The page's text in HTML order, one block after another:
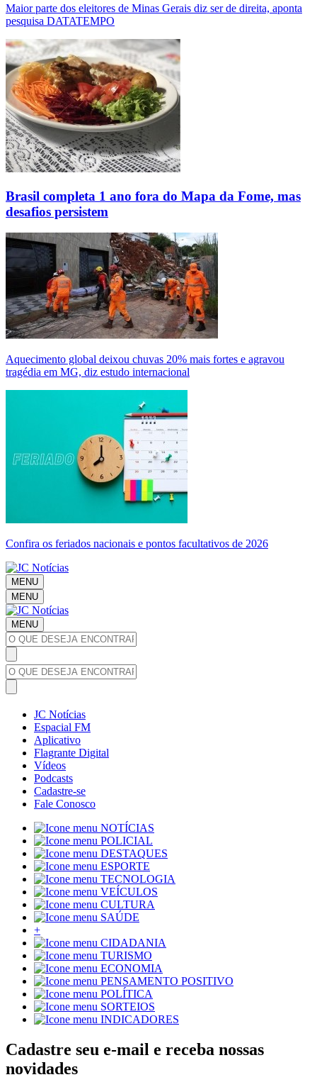
Maior parte dos eleitores de Minas Gerais diz ser de direita, aponta
pesquisa DATATEMPO
Brasil completa 1 ano fora do Mapa da Fome, mas
desafios persistem
Aquecimento global deixou chuvas 20% mais fortes e agravou
tragédia em MG, diz estudo internacional
Confira os feriados nacionais e pontos facultativos de 2026
MENU
MENU
MENU
JC Notícias
Espacial FM
Aplicativo
Flagrante Digital
Vídeos
Podcasts
Cadastre-se
Fale Conosco
NOTÍCIAS
POLICIAL
DESTAQUES
ESPORTE
TECNOLOGIA
VEÍCULOS
CULTURA
SAÚDE
+
CIDADANIA
TURISMO
ECONOMIA
PENSAMENTO POSITIVO
POLÍTICA
SORTEIOS
INDICADORES
Cadastre seu e-mail e receba nossas
novidades